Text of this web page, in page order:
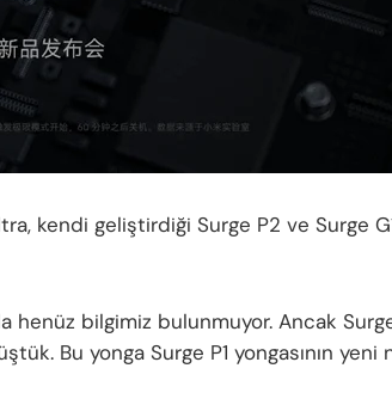
kendi geliştirdiği Surge P2 ve Surge
henüz bilgimiz bulunmuyor. Ancak
Bu yonga Surge P1 yongasının yeni